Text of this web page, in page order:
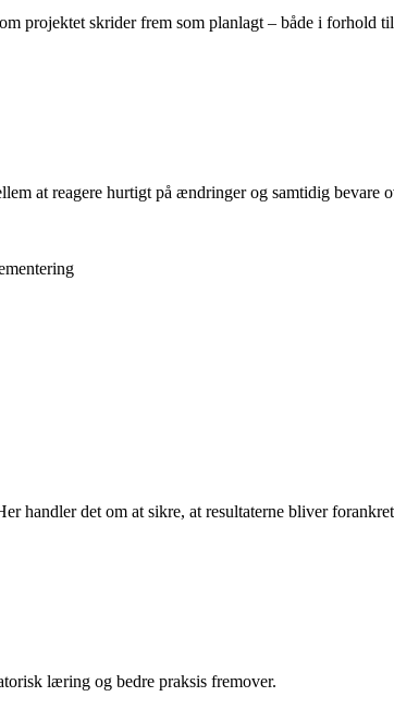
projektet skrider frem som planlagt – både i forhold
at reagere hurtigt på ændringer og samtidig
handler det om at sikre, at resultaterne bliver
læring og bedre praksis fremover.